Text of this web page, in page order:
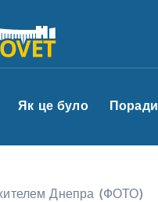
Як це було Поради
Днепра (ФОТО)